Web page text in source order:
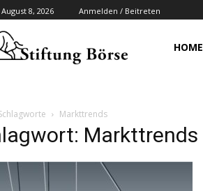
8, 2026 Anmelden / Beitreten
HOME
Markttrends
Markttrends